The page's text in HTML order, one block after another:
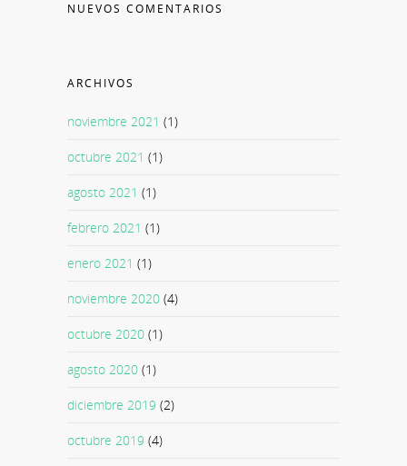
NUEVOS COMENTARIOS
ARCHIVOS
noviembre 2021 (1)
octubre 2021 (1)
agosto 2021 (1)
febrero 2021 (1)
enero 2021 (1)
noviembre 2020 (4)
octubre 2020 (1)
agosto 2020 (1)
diciembre 2019 (2)
octubre 2019 (4)